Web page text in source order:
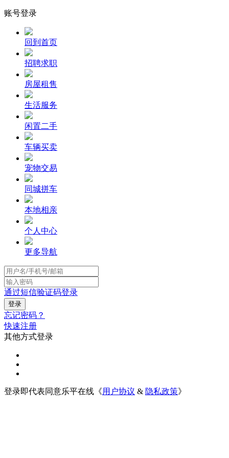
账号登录
回到首页
招聘求职
房屋租售
生活服务
闲置二手
车辆买卖
宠物交易
同城拼车
本地相亲
个人中心
更多导航
通过短信验证码登录
忘记密码？
快速注册
其他方式登录
登录即代表同意乐平在线《用户协议 & 隐私政策》